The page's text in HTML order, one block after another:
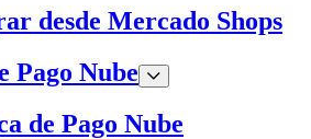
desde Mercado Shops
Pago Nube
de Pago Nube